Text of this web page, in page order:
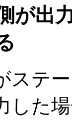
が出
ステ
した